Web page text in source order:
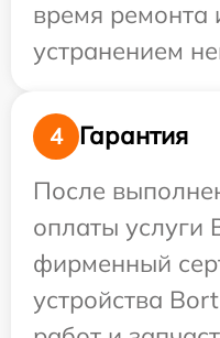
время ремонта
устранением
4
Гарантия
После
оплаты услуги
фирменный
устройства